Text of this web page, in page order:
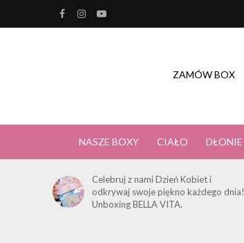
ZAMÓW BOX
NASZE BOXY CIAŁO DŁONIE
Celebruj z nami Dzień Kobiet i
odkrywaj swoje piękno każdego dnia!
Unboxing BELLA VITA.